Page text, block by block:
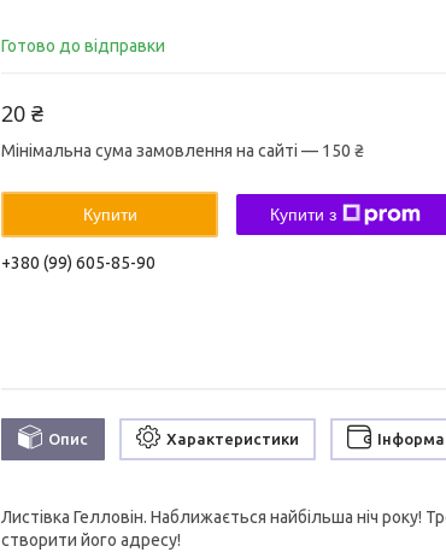
Готово до відправки
20 ₴
Мінімальна сума замовлення на сайті — 150 ₴
Купити Купити з
+380 (99) 605-85-90
Опис Характеристики
Листівка Гелловін. Наближається найбільша ніч року!
створити його адресу!